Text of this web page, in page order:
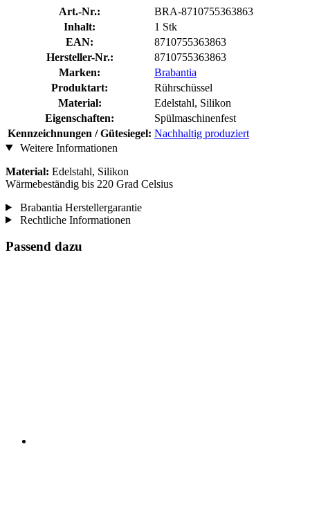
Art.-Nr.:
BRA-8710755363863
Inhalt:
1 Stk
EAN:
8710755363863
Hersteller-Nr.:
8710755363863
Marken:
Brabantia
Produktart:
Rührschüssel
Material:
Edelstahl, Silikon
Eigenschaften:
Spülmaschinenfest
Kennzeichnungen / Gütesiegel: Nachhaltig produziert
Weitere Informationen
Material: Edelstahl, Silikon
Wärmebeständig bis 220 Grad Celsius
Brabantia Herstellergarantie
Rechtliche Informationen
Passend dazu